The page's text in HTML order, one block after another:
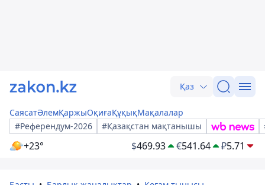
Қаз
СаясатӘлемҚаржыОқиғаҚұқықМақалалар
#Референдум-2026
#Қазақстан мақтанышы
+23° $469.93 €541.64 ₽5.71